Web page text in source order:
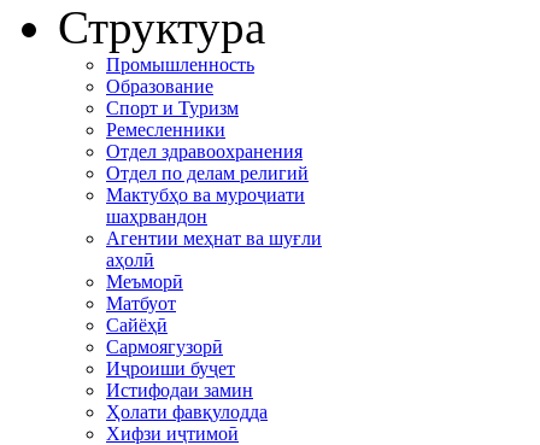
Структура
Промышленность
Образование
Спорт и Туризм
Ремесленники
Отдел здравоохранения
Отдел по делам религий
Мактубҳо ва муроҷиати
шаҳрвандон
Агентии меҳнат ва шуғли
аҳолӣ
Меъморӣ
Матбуот
Сайёҳӣ
Сармоягузорӣ
Иҷроиши буҷет
Истифодаи замин
Ҳолати фавқулодда
Хифзи иҷтимоӣ